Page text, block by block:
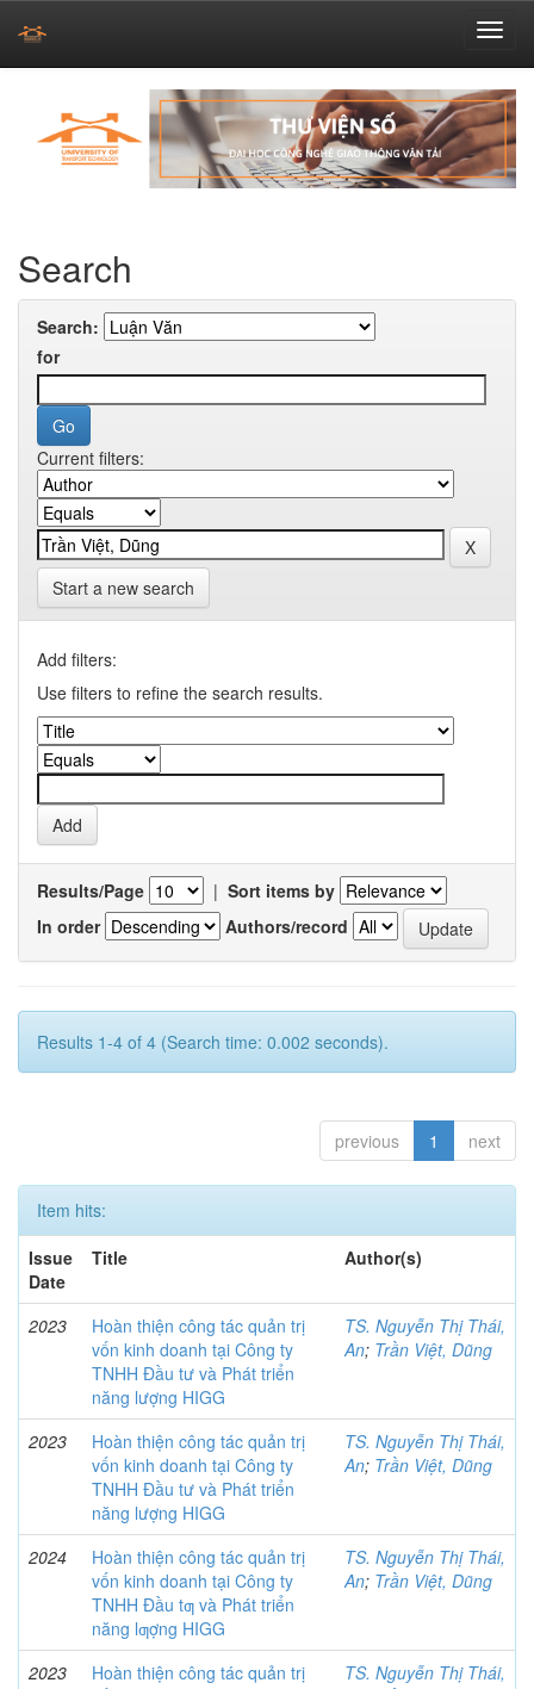
navigation
Search
Search:
for
Current filters:
Start a new search
Add filters:
Use filters to refine the search results.
Results/Page | Sort items by
In order
Authors/record
Results 1-4 of 4 (Search time: 0.002 seconds).
previous 1 next
Item hits:
Issue
Date
Title Author(s)
2023
Hoàn thiện công tác quản trị
vốn kinh doanh tại Công ty
TNHH Đầu tư và Phát triển
năng lượng HIGG
TS. Nguyễn Thị Thái,
An; Trần Việt, Dũng
2023
Hoàn thiện công tác quản trị
vốn kinh doanh tại Công ty
TNHH Đầu tư và Phát triển
năng lượng HIGG
TS. Nguyễn Thị Thái,
An; Trần Việt, Dũng
2024
Hoàn thiện công tác quản trị
vốn kinh doanh tại Công ty
TNHH Đầu tƣ và Phát triển
năng lƣợng HIGG
TS. Nguyễn Thị Thái,
An; Trần Việt, Dũng
2023
Hoàn thiện công tác quản trị
TS. Nguyễn Thị Thái,